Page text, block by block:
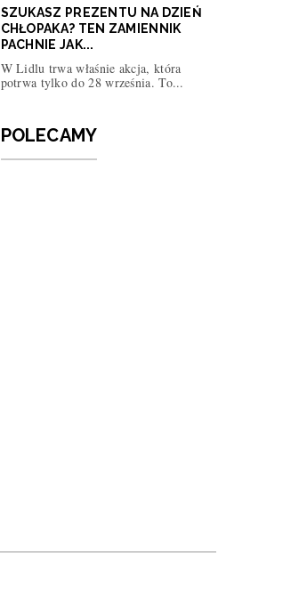
SZUKASZ PREZENTU NA DZIEŃ
CHŁOPAKA? TEN ZAMIENNIK
PACHNIE JAK...
W Lidlu trwa właśnie akcja, która
potrwa tylko do 28 września. To...
POLECAMY